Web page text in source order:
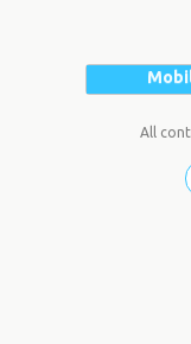
All